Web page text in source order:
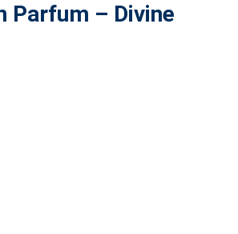
Parfum – Divine